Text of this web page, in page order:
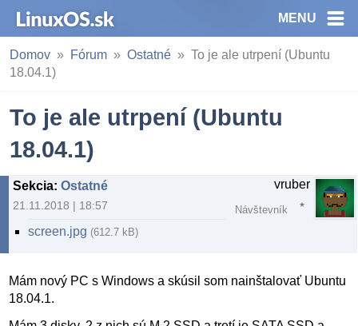
MENU
Domov Fórum Ostatné
To je ale utrpení (Ubuntu
18.04.1)
To je ale utrpení (Ubuntu
18.04.1)
Sekcia: Ostatné
21.11.2018 | 18:57
vruber
Návštevník
screen.jpg (612.7 kB)
Mám nový PC s Windows a skúsil som nainštalovať Ubuntu
18.04.1.